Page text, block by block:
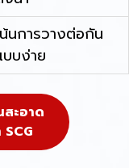
น้นการวางต่อกัน
บบง่าย
สะอาด